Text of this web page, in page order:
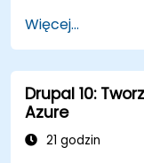
mobilnych.
Więcej...
Drupal 10:
Azure
21 godzin